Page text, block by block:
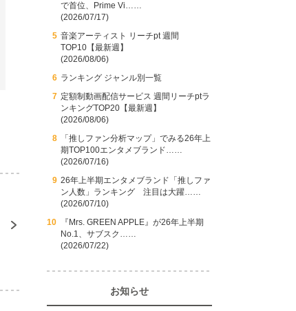
で首位、Prime Vi……
(2026/07/17)
音楽アーティスト リーチpt 週間
TOP10【最新週】
(2026/08/06)
ランキング ジャンル別一覧
定額制動画配信サービス 週間リーチptラ
ンキングTOP20【最新週】
(2026/08/06)
「推しファン分析マップ」でみる26年上
期TOP100エンタメブランド……
(2026/07/16)
26年上半期エンタメブランド「推しファ
ン人数」ランキング 注目は大躍……
(2026/07/10)
『Mrs. GREEN APPLE』が26年上半期
No.1、サブスク……
(2026/07/22)
お知らせ